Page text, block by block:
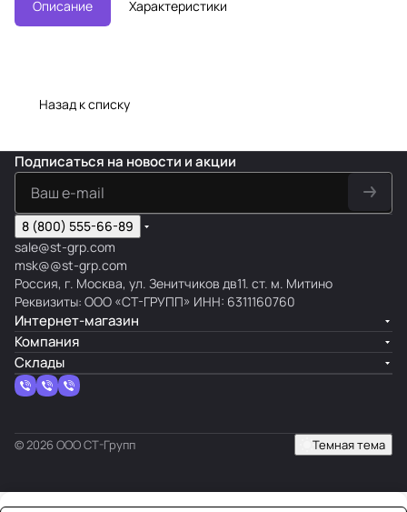
Описание Характеристики
Назад к списку
Подписаться на новости и акции
8 (800) 555-66-89
sale@st-grp.com
msk@@st-grp.com
Россия, г. Москва, ул. Зенитчиков дв11. ст. м. Митино
Реквизиты: ООО «СТ-ГРУПП» ИНН: 6311160760
Интернет-магазин
Компания
Склады
© 2026 ООО СТ-Групп Темная тема